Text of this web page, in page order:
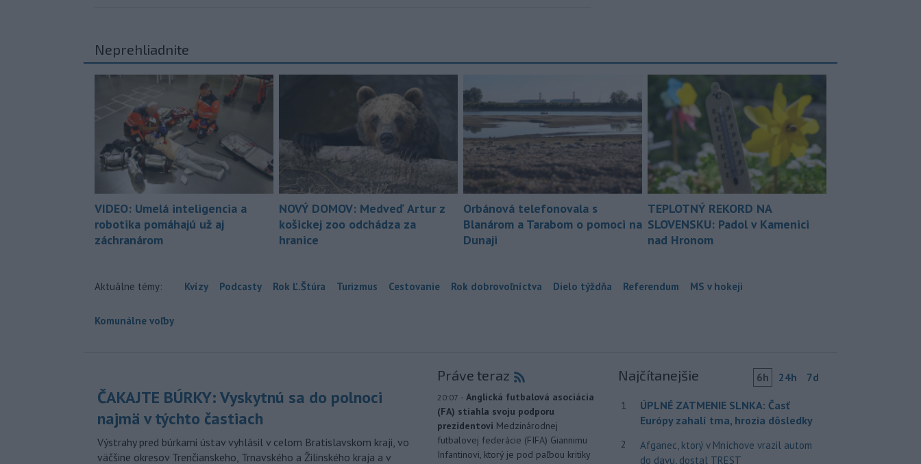
Neprehliadnite
VIDEO: Umelá inteligencia a
robotika pomáhajú už aj
záchranárom
NOVÝ DOMOV: Medveď Artur z
košickej zoo odchádza za
hranice
Orbánová telefonovala s
Blanárom a Tarabom o pomoci na
Dunaji
TEPLOTNÝ REKORD NA
SLOVENSKU: Padol v Kamenici
nad Hronom
Aktuálne témy: Kvízy Podcasty Rok Ľ.Štúra Turizmus Cestovanie Rok dobrovoľníctva Dielo týždňa Referendum MS v hokeji
Komunálne voľby
ČAKAJTE BÚRKY: Vyskytnú sa do polnoci
najmä v týchto častiach
Výstrahy pred búrkami ústav vyhlásil v celom Bratislavskom kraji, vo
väčšine okresov Trenčianskeho, Trnavského a Žilinského kraja a v
Práve teraz
20:07 - Anglická futbalová asociácia
(FA) stiahla svoju podporu
prezidentovi Medzinárodnej
futbalovej federácie (FIFA) Giannimu
Infantinovi, ktorý je pod paľbou kritiky
Najčítanejšie 6h 24h 7d
1
ÚPLNÉ ZATMENIE SLNKA: Časť
Európy zahalí tma, hrozia dôsledky
2
Afganec, ktorý v Mníchove vrazil autom
do davu, dostal TREST